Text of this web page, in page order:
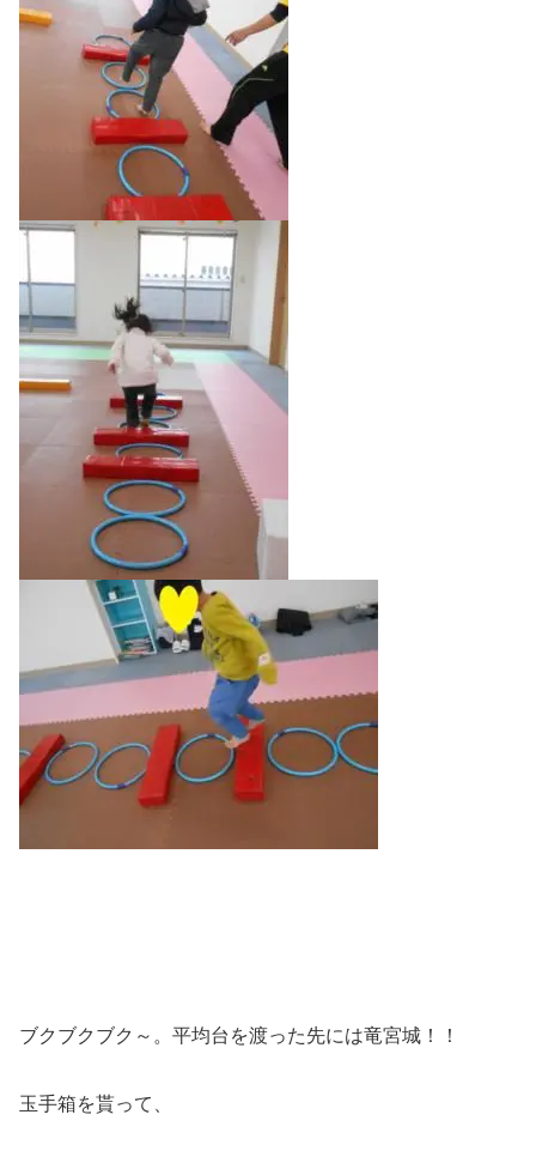
ブクブクブク～。平均台を渡った先には竜宮城！！
玉手箱を貰って、